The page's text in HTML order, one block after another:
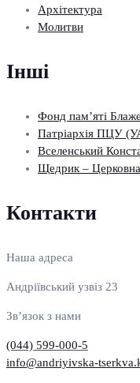
Архітектура
Молитви
Інші
Фонд пам’яті
Патріархія ПЦУ
Вселенський
Щедрик –
Контакти
Наша адреса
Андріївський узвіз 23
Зв’язок з нами
(044) 599-000-5
info@andriyivska-